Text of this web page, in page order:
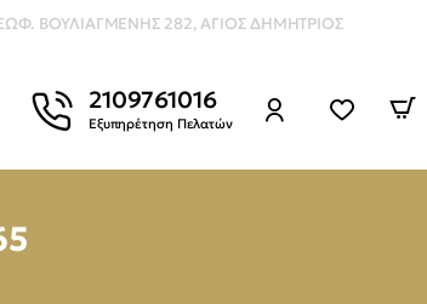
ΒΟΥΛΙΑΓΜΈΝΗΣ 282, ΆΓΙΟΣ ΔΗΜΉΤΡΙΟΣ
2109761016
Εξυπηρέτηση Πελατών